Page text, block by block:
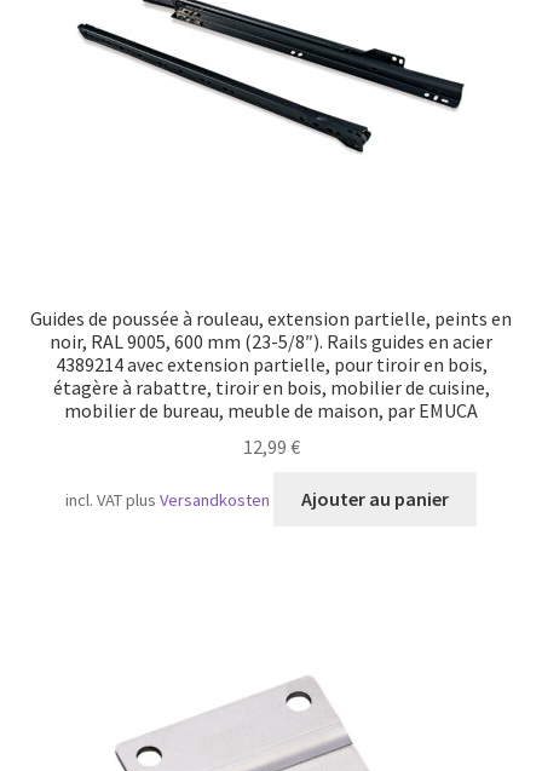
Transport maritime
Guides de poussée à rouleau, extension partielle, peints en
noir, RAL 9005, 600 mm (23-5/8″). Rails guides en acier
4389214 avec extension partielle, pour tiroir en bois,
étagère à rabattre, tiroir en bois, mobilier de cuisine,
mobilier de bureau, meuble de maison, par EMUCA
12,99 €
incl. VATplusVersandkosten Ajouter au panier